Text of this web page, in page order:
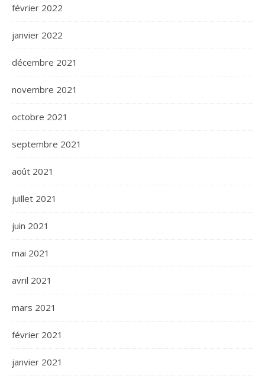
février 2022
janvier 2022
décembre 2021
novembre 2021
octobre 2021
septembre 2021
août 2021
juillet 2021
juin 2021
mai 2021
avril 2021
mars 2021
février 2021
janvier 2021